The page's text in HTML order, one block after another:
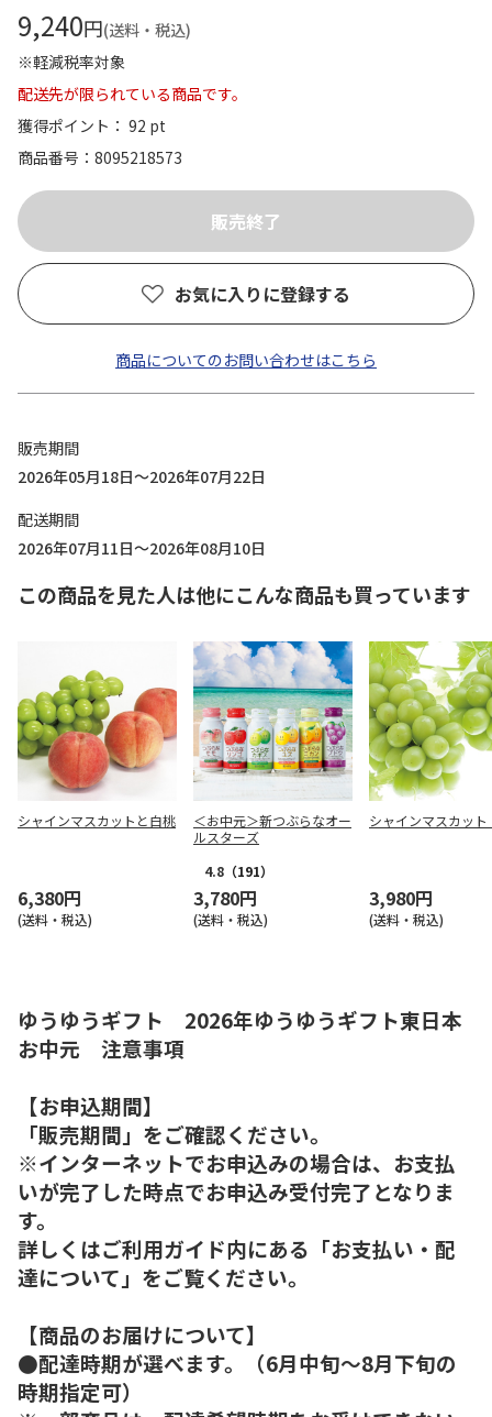
9,240円(送料・税込)
※軽減税率対象
配送先が限られている商品です。
獲得ポイント： 92 pt
商品番号
8095218573
お気に入りに登録する
商品についてのお問い合わせはこちら
販売期間
2026年05月18日～2026年07月22日
配送期間
2026年07月11日～2026年08月10日
この商品を見た人は他にこんな商品も買っています
シャインマスカットと白桃
6,380円
(送料・税込)
＜お中元＞新つぶらなオー
ルスターズ
4.8 （191）
3,780円
(送料・税込)
シャインマスカッ
3,980円
(送料・税込)
ゆうゆうギフト 2026年ゆうゆうギフト東日本
お中元 注意事項
【お申込期間】
「販売期間」をご確認ください。
※インターネットでお申込みの場合は、お支払
いが完了した時点でお申込み受付完了となりま
す。
詳しくはご利用ガイド内にある「お支払い・配
達について」をご覧ください。
【商品のお届けについて】
●配達時期が選べます。（6月中旬～8月下旬の
時期指定可）